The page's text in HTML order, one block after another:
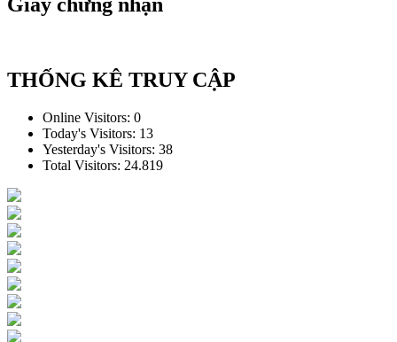
Giấy chứng nhận
THỐNG KÊ TRUY CẬP
Online Visitors: 0
Today's Visitors: 13
Yesterday's Visitors: 38
Total Visitors: 24.819